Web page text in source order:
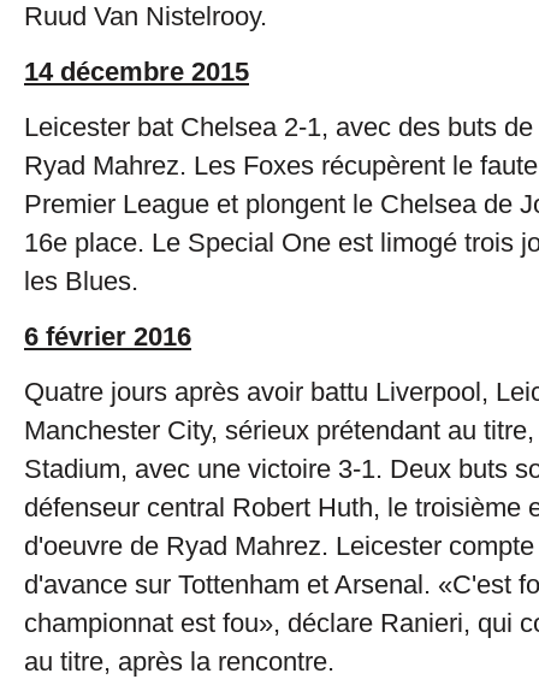
Ruud Van Nistelrooy.
14 décembre 2015
Leicester bat Chelsea 2-1, avec des buts
Ryad Mahrez. Les Foxes récupèrent le
Premier League et plongent le Chelsea de
16e place. Le Special One est limogé trois
les Blues.
6 février 2016
Quatre jours après avoir battu Liverpool,
Manchester City, sérieux prétendant au
Stadium, avec une victoire 3-1. Deux buts
défenseur central Robert Huth, le troisième
d'oeuvre de Ryad Mahrez. Leicester
d'avance sur Tottenham et Arsenal. «C'est
championnat est fou», déclare Ranieri, qui
au titre, après la rencontre.